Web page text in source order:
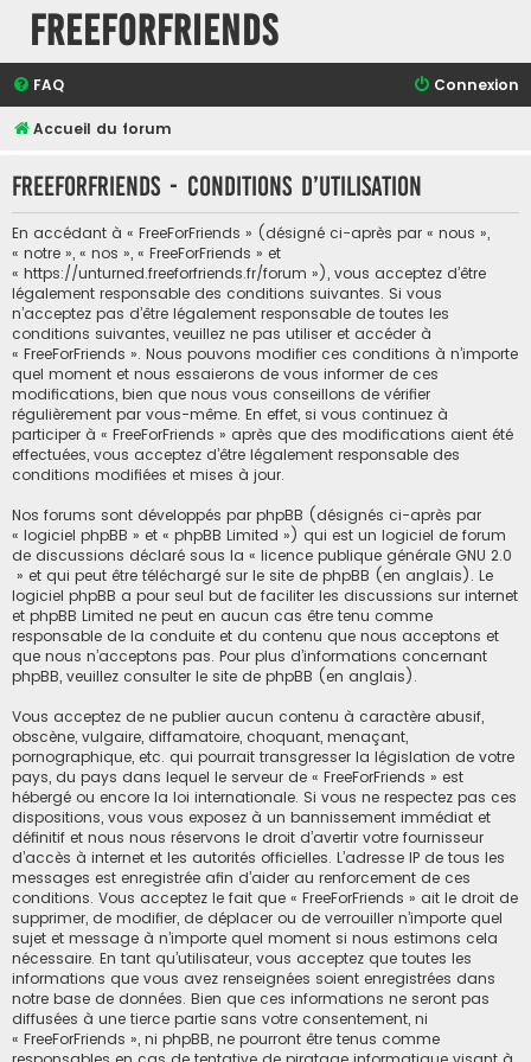
FreeForFriends
FAQ Connexion
Accueil du forum
FreeForFriends - Conditions d’utilisation
En accédant à « FreeForFriends » (désigné ci-après par « nous »,
« notre », « nos », « FreeForFriends » et
« https://unturned.freeforfriends.fr/forum »), vous acceptez d’être
légalement responsable des conditions suivantes. Si vous
n’acceptez pas d’être légalement responsable de toutes les
conditions suivantes, veuillez ne pas utiliser et accéder à
« FreeForFriends ». Nous pouvons modifier ces conditions à n’importe
quel moment et nous essaierons de vous informer de ces
modifications, bien que nous vous conseillons de vérifier
régulièrement par vous-même. En effet, si vous continuez à
participer à « FreeForFriends » après que des modifications aient été
effectuées, vous acceptez d’être légalement responsable des
conditions modifiées et mises à jour.
Nos forums sont développés par phpBB (désignés ci-après par
« logiciel phpBB » et « phpBB Limited ») qui est un logiciel de forum
de discussions déclaré sous la « licence publique générale GNU 2.0
» et qui peut être téléchargé sur le site de phpBB (en anglais). Le
logiciel phpBB a pour seul but de faciliter les discussions sur internet
et phpBB Limited ne peut en aucun cas être tenu comme
responsable de la conduite et du contenu que nous acceptons et
que nous n’acceptons pas. Pour plus d’informations concernant
phpBB, veuillez consulter le site de phpBB (en anglais).
Vous acceptez de ne publier aucun contenu à caractère abusif,
obscène, vulgaire, diffamatoire, choquant, menaçant,
pornographique, etc. qui pourrait transgresser la législation de votre
pays, du pays dans lequel le serveur de « FreeForFriends » est
hébergé ou encore la loi internationale. Si vous ne respectez pas ces
dispositions, vous vous exposez à un bannissement immédiat et
définitif et nous nous réservons le droit d’avertir votre fournisseur
d’accès à internet et les autorités officielles. L’adresse IP de tous les
messages est enregistrée afin d’aider au renforcement de ces
conditions. Vous acceptez le fait que « FreeForFriends » ait le droit de
supprimer, de modifier, de déplacer ou de verrouiller n’importe quel
sujet et message à n’importe quel moment si nous estimons cela
nécessaire. En tant qu’utilisateur, vous acceptez que toutes les
informations que vous avez renseignées soient enregistrées dans
notre base de données. Bien que ces informations ne seront pas
diffusées à une tierce partie sans votre consentement, ni
« FreeForFriends », ni phpBB, ne pourront être tenus comme